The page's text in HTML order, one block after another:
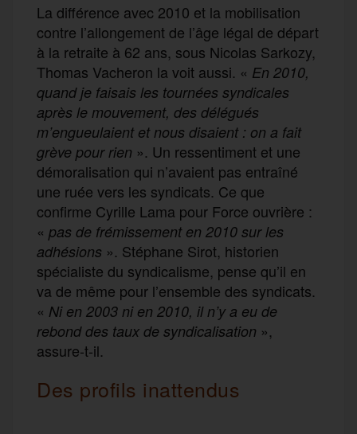
La différence avec 2010 et la mobilisation
contre l’allongement de l’âge légal de départ
à la retraite à 62 ans, sous Nicolas Sarkozy,
Thomas Vacheron la voit aussi. « En 2010,
quand je faisais les tournées syndicales
après le mouvement, des délégués
m’engueulaient et nous disaient : on a fait
grève pour rien ». Un ressentiment et une
démoralisation qui n’avaient pas entraîné
une ruée vers les syndicats. Ce que
confirme Cyrille Lama pour Force ouvrière :
« pas de frémissement en 2010 sur les
adhésions ». Stéphane Sirot, historien
spécialiste du syndicalisme, pense qu’il en
va de même pour l’ensemble des syndicats.
« Ni en 2003 ni en 2010, il n’y a eu de
rebond des taux de syndicalisation »,
assure-t-il.
Des profils inattendus